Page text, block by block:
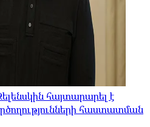
հայտարարել է
հաստատման